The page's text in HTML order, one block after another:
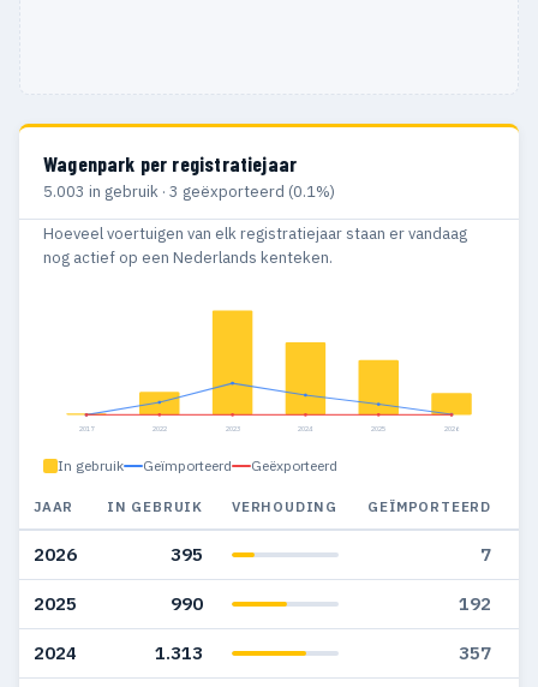
Wagenpark per registratiejaar
5.003 in gebruik · 3 geëxporteerd (0.1%)
Hoeveel voertuigen van elk registratiejaar staan er vandaag
nog actief op een Nederlands kenteken.
2017 2022 2023 2024 2025 2026
In gebruik Geïmporteerd Geëxporteerd
JAAR IN GEBRUIK VERHOUDING GEÏMPORTEERD
2026 395 7
2025 990 192
2024 1.313 357